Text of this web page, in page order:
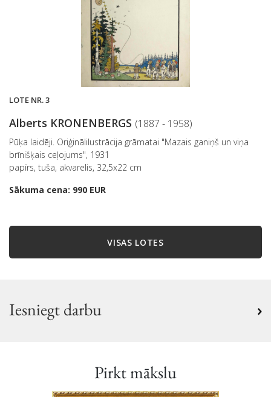
LOTE NR. 3
Alberts KRONENBERGS (1887 - 1958)
Pūķa laidēji. Oriģinālilustrācija grāmatai "Mazais ganiņš un viņa
brīnišķais ceļojums", 1931
papīrs, tuša, akvarelis, 32,5x22 cm
Sākuma cena: 990 EUR
VISAS LOTES
Iesniegt darbu
Pirkt mākslu